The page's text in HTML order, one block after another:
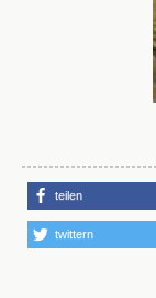
teilen
twittern